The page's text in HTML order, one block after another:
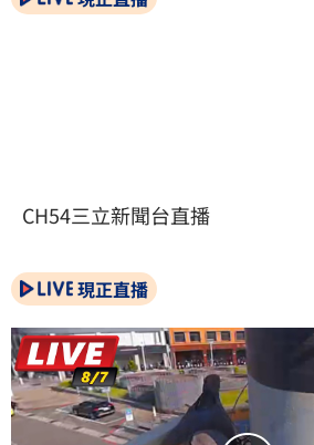
CH54三立新聞台直播
現正直播